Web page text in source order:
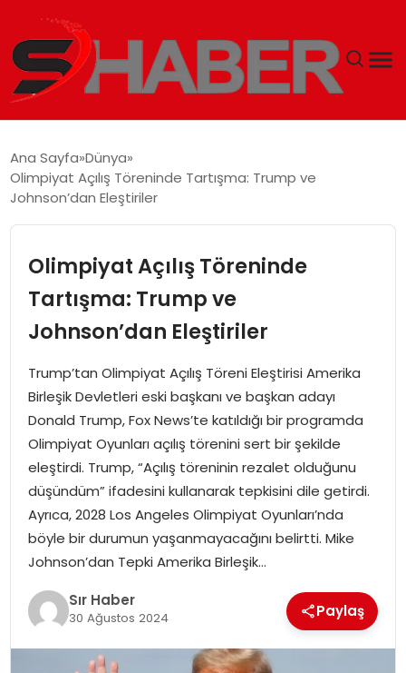
MAGAZIN
EKONOMI
SIYASET
EĞITIM
YAŞAM
Ana Sayfa Dünya
Olimpiyat Açılış Töreninde Tartışma: Trump ve
Johnson’dan Eleştiriler
Olimpiyat Açılış Töreninde
Tartışma: Trump ve
Johnson’dan Eleştiriler
Trump’tan Olimpiyat Açılış Töreni Eleştirisi Amerika
Birleşik Devletleri eski başkanı ve başkan adayı
Donald Trump, Fox News’te katıldığı bir programda
Olimpiyat Oyunları açılış törenini sert bir şekilde
eleştirdi. Trump, “Açılış töreninin rezalet olduğunu
düşündüm” ifadesini kullanarak tepkisini dile getirdi.
Ayrıca, 2028 Los Angeles Olimpiyat Oyunları’nda
böyle bir durumun yaşanmayacağını belirtti. Mike
Johnson’dan Tepki Amerika Birleşik…
Sır Haber
30 Ağustos 2024 Paylaş